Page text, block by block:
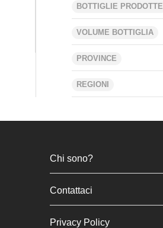
BOTTIGLIE PRODOTTE
VOLUME BOTTIGLIA
PROVINCE
REGIONI
Chi sono?
Contattaci
Privacy Policy